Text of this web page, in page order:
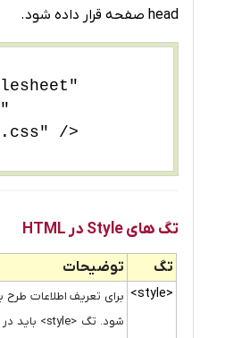
head صفحه قرار داده شود.
/>
تگ های Style در HTML
تگ توضیحات
<style>